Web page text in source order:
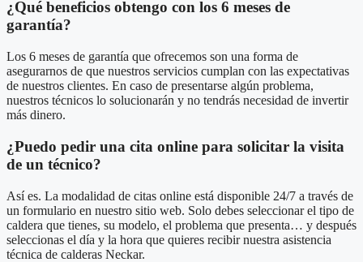
¿Qué beneficios obtengo con los 6 meses de
garantía?
Los 6 meses de garantía que ofrecemos son una forma de
asegurarnos de que nuestros servicios cumplan con las expectativas
de nuestros clientes. En caso de presentarse algún problema,
nuestros técnicos lo solucionarán y no tendrás necesidad de invertir
más dinero.
¿Puedo pedir una cita online para solicitar la visita
de un técnico?
Así es. La modalidad de citas online está disponible 24/7 a través de
un formulario en nuestro sitio web. Solo debes seleccionar el tipo de
caldera que tienes, su modelo, el problema que presenta… y después
seleccionas el día y la hora que quieres recibir nuestra asistencia
técnica de calderas Neckar.